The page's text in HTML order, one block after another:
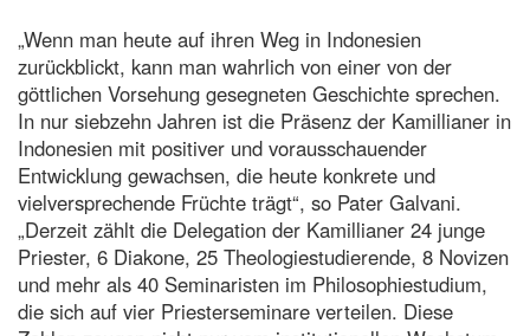
„Wenn man heute auf ihren Weg in Indonesien
zurückblickt, kann man wahrlich von einer von der
göttlichen Vorsehung gesegneten Geschichte sprechen.
In nur siebzehn Jahren ist die Präsenz der Kamillianer in
Indonesien mit positiver und vorausschauender
Entwicklung gewachsen, die heute konkrete und
vielversprechende Früchte trägt“, so Pater Galvani.
„Derzeit zählt die Delegation der Kamillianer 24 junge
Priester, 6 Diakone, 25 Theologiestudierende, 8 Novizen
und mehr als 40 Seminaristen im Philosophiestudium,
die sich auf vier Priesterseminare verteilen. Diese